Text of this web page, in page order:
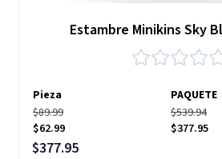
Estambre Minikins Sky
Pieza
PAQUETE
$89.99
$62.99
$539.94
$377.95
Precio especial
$377.95